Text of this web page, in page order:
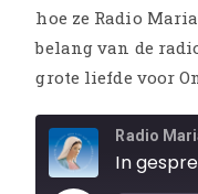
hoe ze Radio
belang van de
grote liefde voor
Radio